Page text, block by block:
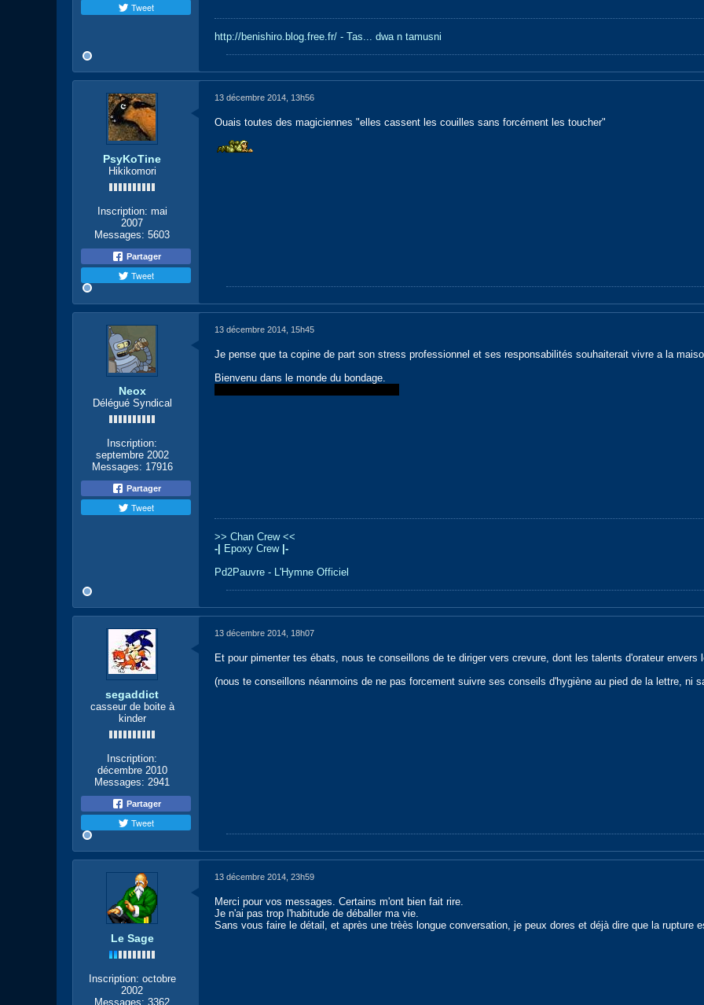
Tweet
http://benishiro.blog.free.fr/ - Tas... dwa n tamusni
PsyKoTine
Hikikomori
Inscription: mai
2007
Messages: 5603
Partager
Tweet
13 décembre 2014, 13h56
Ouais toutes des magiciennes "elles cassent les couilles sans forcément les toucher"
Neox
Délégué Syndical
Inscription:
septembre 2002
Messages: 17916
Partager
Tweet
13 décembre 2014, 15h45
Je pense que ta copine de part son stress professionnel et ses responsabilités souhaiterait vivre a la
Bienvenu dans le monde du bondage.
>> Chan Crew <<
-|
Epoxy Crew |-
Pd2Pauvre - L'Hymne Officiel
segaddict
casseur de boite à
kinder
Inscription:
décembre 2010
Messages: 2941
Partager
Tweet
13 décembre 2014, 18h07
Et pour pimenter tes ébats, nous te conseillons de te diriger vers crevure, dont les talents d'orateur
(nous te conseillons néanmoins de ne pas forcement suivre ses conseils d'hygiène au pied de la lettre, ni
Le Sage
Inscription: octobre
2002
Messages: 3362
13 décembre 2014, 23h59
Merci pour vos messages. Certains m'ont bien fait rire.
Je n'ai pas trop l'habitude de déballer ma vie.
Sans vous faire le détail, et après une trèès longue conversation, je peux dores et déjà dire que la rupture